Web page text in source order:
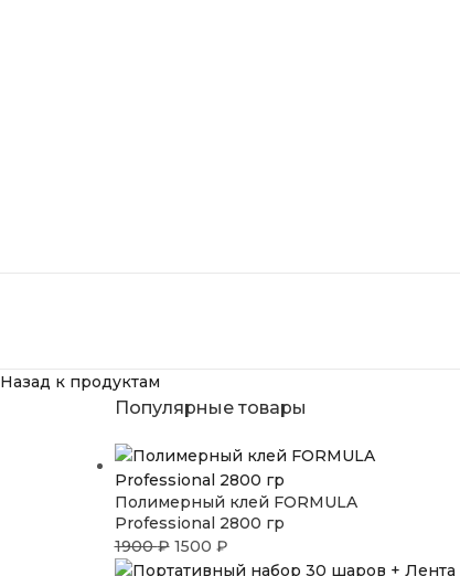
Назад к продуктам
Популярные товары
Полимерный клей FORMULA
Professional 2800 гр
1900₽ 1500 ₽